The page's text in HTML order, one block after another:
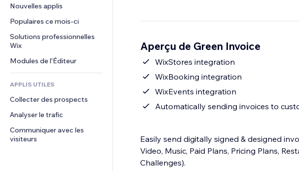
Solutions d'entreposage
Financement participatif
Alimentation et boissons
PDF
Partage de fichiers
Actualités
Services de contenu
Effets de texte
Effets sur images
Boutons et menus
Bannières et badges
Calculateurs
Rechercher
Chat
Commentaires
Téléphone
Communauté
Avis et commentaires
Nouvelles applis
Populaires ce mois‑ci
Solutions professionnelles
Wix
Modules de l'Éditeur
APPLIS UTILES
Collecter des prospects
Analyser le trafic
Communiquer avec les
visiteurs
Aperçu de Green Invoice
WixStores integration
WixBooking integration
WixEvents integration
Automatically sending invoices to
Easily send digitally signed & designed
Video, Music, Paid Plans, Pricing Plans,
Challenges).